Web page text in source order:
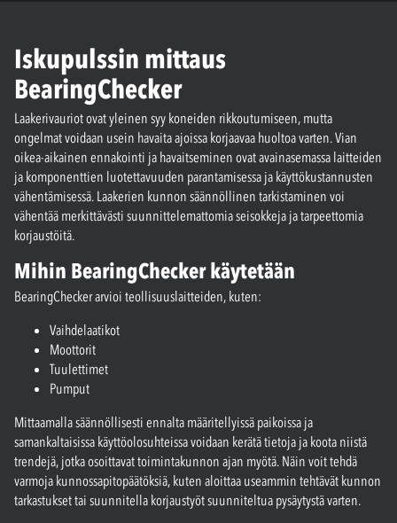
Iskupulssin mittaus
BearingChecker
Laakerivauriot ovat yleinen syy koneiden rikkoutumiseen, mutta
ongelmat voidaan usein havaita ajoissa korjaavaa huoltoa varten. Vian
oikea-aikainen ennakointi ja havaitseminen ovat avainasemassa laitteiden
ja komponenttien luotettavuuden parantamisessa ja käyttökustannusten
vähentämisessä. Laakerien kunnon säännöllinen tarkistaminen voi
vähentää merkittävästi suunnittelemattomia seisokkeja ja tarpeettomia
korjaustöitä.
Mihin BearingChecker käytetään
BearingChecker arvioi teollisuuslaitteiden, kuten:
Vaihdelaatikot
Moottorit
Tuulettimet
Pumput
Mittaamalla säännöllisesti ennalta määritellyissä paikoissa ja
samankaltaisissa käyttöolosuhteissa voidaan kerätä tietoja ja koota niistä
trendejä, jotka osoittavat toimintakunnon ajan myötä. Näin voit tehdä
varmoja kunnossapitopäätöksiä, kuten aloittaa useammin tehtävät kunnon
tarkastukset tai suunnitella korjaustyöt suunniteltua pysäytystä varten.